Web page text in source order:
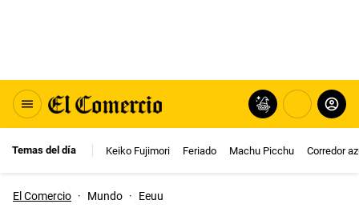
Temas del día Keiko Fujimori Feriado Machu Picchu Corredor
El Comercio · Mundo · Eeuu